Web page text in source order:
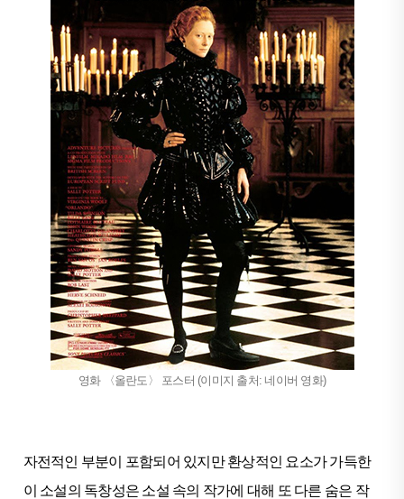
영화 〈올란도〉 포스터 (이미지 출처: 네이버 영화)
자전적인 부분이 포함되어 있지만 환상적인 요소가 가득한
이 소설의 독창성은 소설 속의 작가에 대해 또 다른 숨은 작